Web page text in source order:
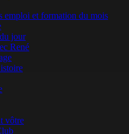
emploi et formation du mois
jour
René
vôtre